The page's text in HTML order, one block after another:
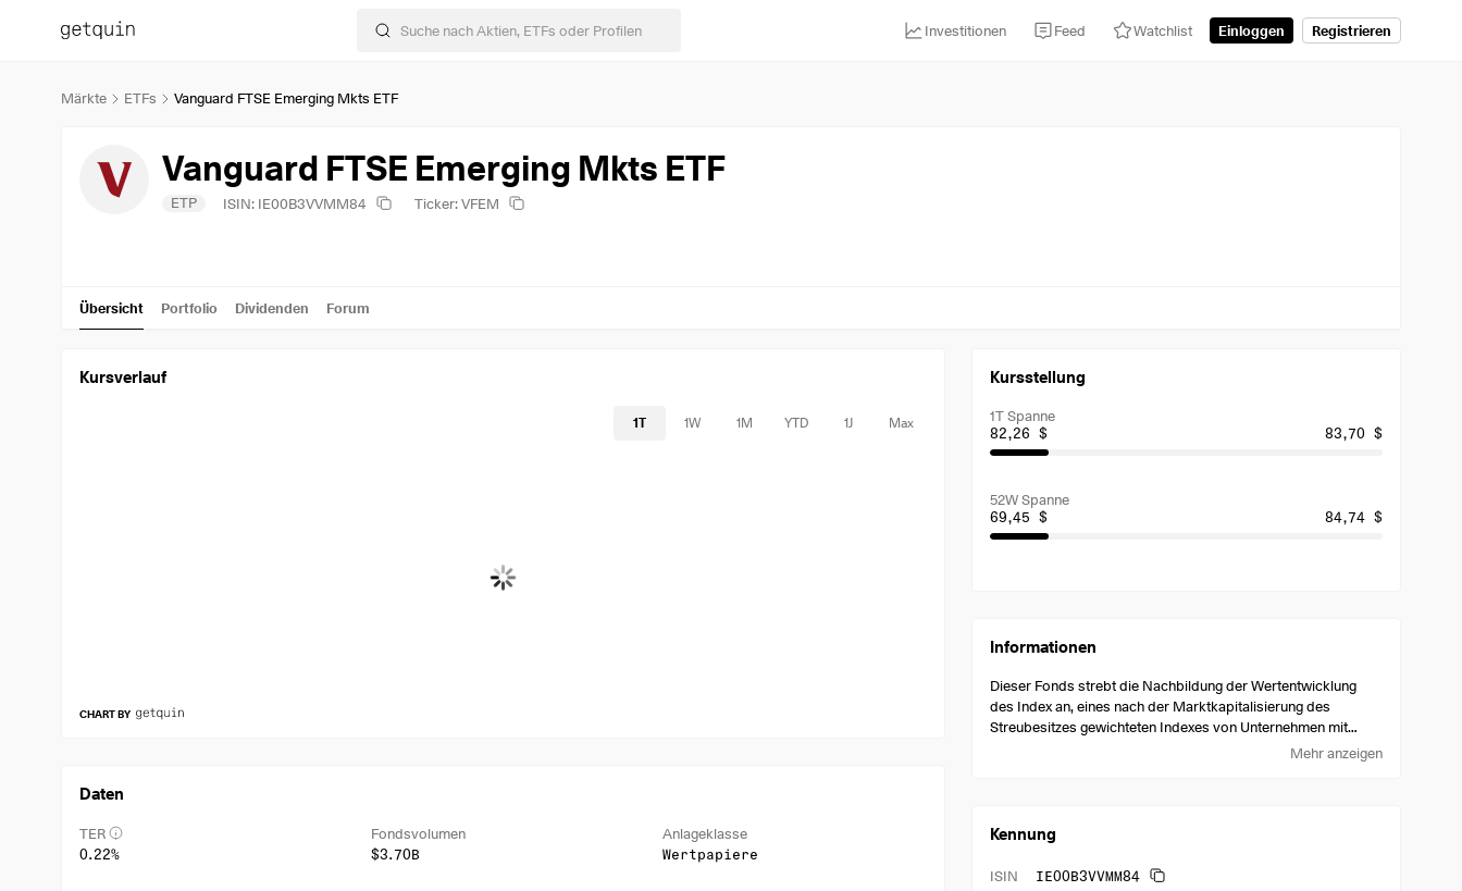
Investitionen Feed Watchlist Einloggen Registrieren
Märkte ETFs Vanguard FTSE Emerging Mkts ETF
Vanguard FTSE Emerging Mkts ETF
ETP ISIN: IE00B3VVMM84 Ticker: VFEM
Übersicht Portfolio Dividenden Forum
Kursverlauf
1T 1W 1M YTD 1J Max
CHART BY
Daten
TER
0.22%
Fondsvolumen
$3.70B
Anlageklasse
Wertpapiere
Kursstellung
1T Spanne
82,26 $
83,70 $
52W Spanne
69,45 $
84,74 $
Informationen
Dieser Fonds strebt die Nachbildung der Wertentwicklung
des Index an, eines nach der Marktkapitalisierung des
Streubesitzes gewichteten Indexes von Unternehmen mit
großer und mittlerer Marktkapitalisierung in mehrerenMehr anzeigen
Kennung
ISIN IE00B3VVMM84